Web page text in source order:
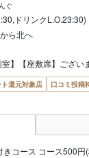
ぐ
ドリンクL.O.23:30)
ら北へ
】【座敷席】ござい
ト還元対象店
口コミ投稿
きコース コース500